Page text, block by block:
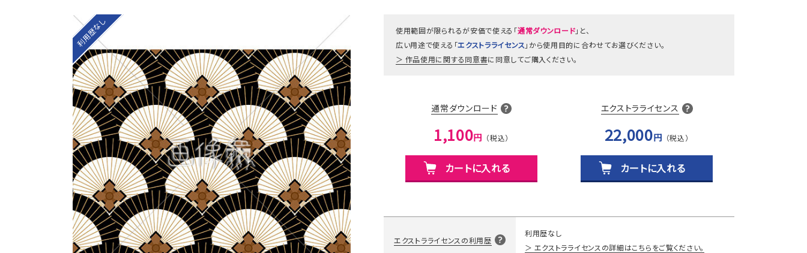
利用歴なし 使用範囲が限られるが安価で使える「通常ダウンロード」と、
広い用途で使える「エクストラライセンス 」から使用目的に合わせてお選びください。
作品使用に関する同意書に同意してご購入ください。
通常ダウンロード
1,100円
カートに入れる
エクストラライセンス
22,000円
カートに入れる
エクストラライセンスの利用歴
利用歴なし
エクストラライセンスの詳細はこちらをご覧ください。